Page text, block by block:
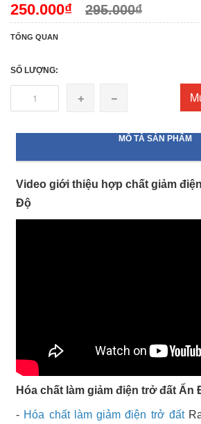
250.000₫ 295.000₫
TỔNG QUAN
SỐ LƯỢNG:
MÔ TẢ SẢN PHẨM
Video giới thiệu hợp chất giảm
Độ
Hóa chất làm giảm điện trở đất Ấn
- Hóa chất làm giảm điện trở đất